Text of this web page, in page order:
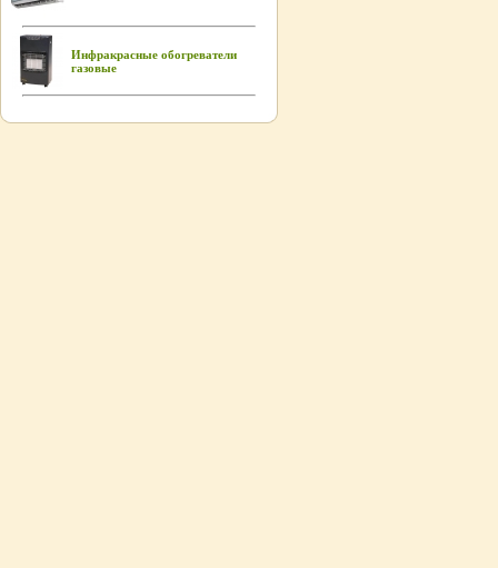
Инфракрасные обогреватели
газовые